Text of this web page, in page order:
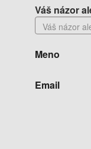
Váš názor
Meno
Email